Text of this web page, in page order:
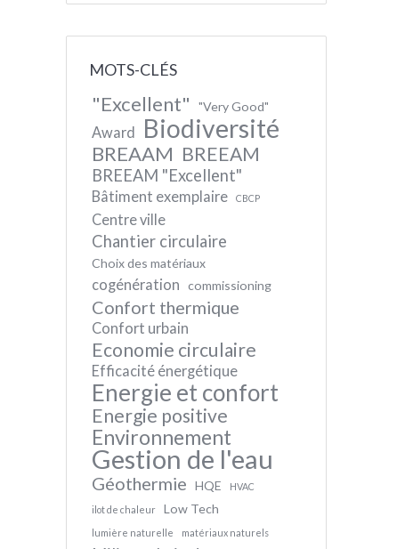
MOTS-CLÉS
"Excellent" "Very Good"
Award Biodiversité
BREAAM BREEAM
BREEAM "Excellent"
Bâtiment exemplaire CBCP
Centre ville
Chantier circulaire
Choix des matériaux
cogénération commissioning
Confort thermique
Confort urbain
Economie circulaire
Efficacité énergétique
Energie et confort
Energie positive
Environnement
Gestion de l'eau
Géothermie HQE
HVAC
ilot de chaleur
Low Tech
lumière naturelle matériaux naturels